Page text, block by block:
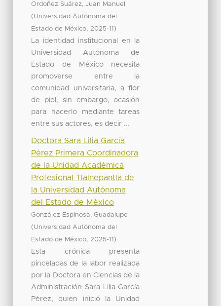
Ordoñez Suárez, Juan Manuel
(Universidad Autónoma del
Estado de México, 2025-11 )
La identidad institucional en la
Universidad Autónoma de
Estado de México necesita
promoverse entre la
comunidad universitaria, a flor
de piel, sin embargo, ocasión
para hacerlo mediante tareas
entre sus actores, es decir ...
Doctora Sara Lilia García
Pérez Primera Coordinadora
de la Unidad Académica
Profesional Tlalnepantla de
la Universidad Autónoma
del Estado de México
González Espinosa, Guadalupe
(Universidad Autónoma del
Estado de México, 2025-11 )
Esta crónica presenta
pinceladas de la labor realizada
por la Doctora en Ciencias de la
Administración Sara Lilia García
Pérez, quien inició la Unidad